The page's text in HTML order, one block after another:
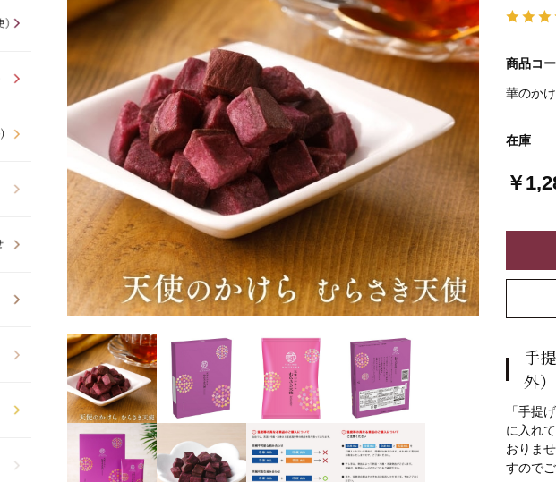
華のか
￥
商品コ
在庫
手
外）
「手提
に入れ
おりま
すので